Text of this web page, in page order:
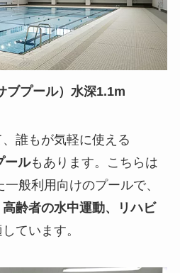
ブプール）水深1.1m
誰もが気軽に使える
ールもあります。こちらは
般利用向けのプールで、
齢者の水中運動、リハビ
ています。